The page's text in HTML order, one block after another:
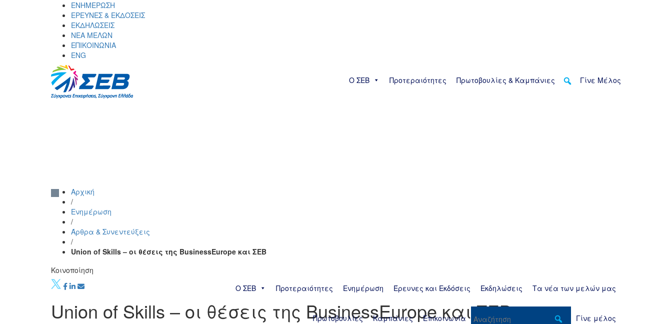
ΕΝΗΜΕΡΩΣΗ
ΕΡΕΥΝΕΣ & ΕΚΔΟΣΕΙΣ
ΕΚΔΗΛΩΣΕΙΣ
ΝΕΑ ΜΕΛΩΝ
ΕΠΙΚΟΙΝΩΝΙΑ
ENG
Ο ΣΕΒ Προτεραιότητες Πρωτοβουλίες & Καμπάνιες Γίνε Μέλος
Ο ΣΕΒ Προτεραιότητες Ενημέρωση Έρευνες και Εκδόσεις Εκδηλώσεις Τα νέα των μελών μας
Πρωτοβουλίες Καμπάνιες Επικοινωνία Γίνε μέλος
Αρχική
/
Ενημέρωση
/
Άρθρα & Συνεντεύξεις
/
Union of Skills – οι θέσεις της BusinessEurope και ΣΕΒ
Κοινοποίηση
Union of Skills – οι θέσεις της BusinessEurope και ΣΕΒ